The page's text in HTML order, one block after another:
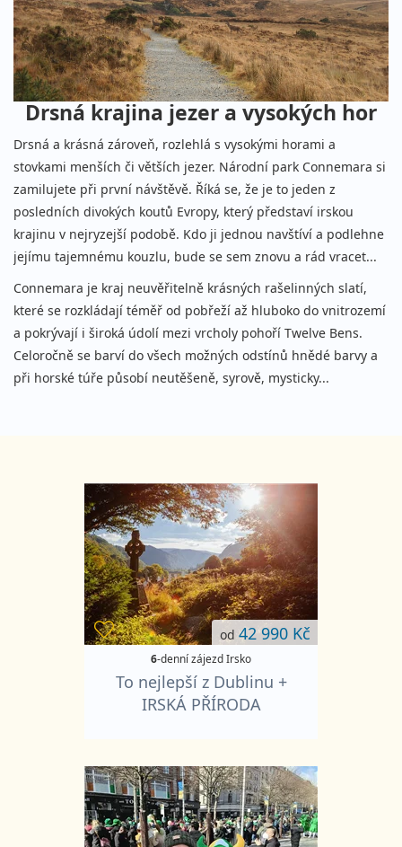
Drsná krajina jezer a vysokých hor
Drsná a krásná zároveň, rozlehlá s vysokými horami a
stovkami menších či větších jezer. Národní park Connemara si
zamilujete při první návštěvě. Říká se, že je to jeden z
posledních divokých koutů Evropy, který představí irskou
krajinu v nejryzejší podobě. Kdo ji jednou navštíví a podlehne
jejímu tajemnému kouzlu, bude se sem znovu a rád vracet...
Connemara je kraj neuvěřitelně krásných rašelinných slatí,
které se rozkládají téměř od pobřeží až hluboko do vnitrozemí
a pokrývají i široká údolí mezi vrcholy pohoří Twelve Bens.
Celoročně se barví do všech možných odstínů hnědé barvy a
při horské túře působí neutěšeně, syrově, mysticky...
od 42 990 Kč
6-denní zájezd Irsko
To nejlepší z Dublinu +
IRSKÁ PŘÍRODA